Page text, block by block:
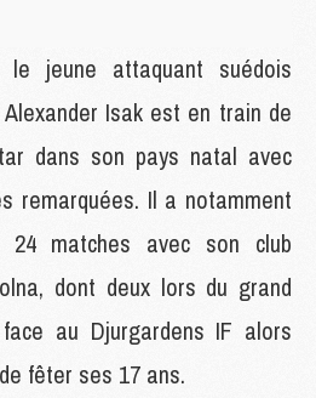
jeune attaquant suédois
Isak est en train de
dans son pays natal avec
remarquées. Il a notamment
matches avec son club
dont deux lors du grand
au Djurgardens IF alors
fêter ses 17 ans.